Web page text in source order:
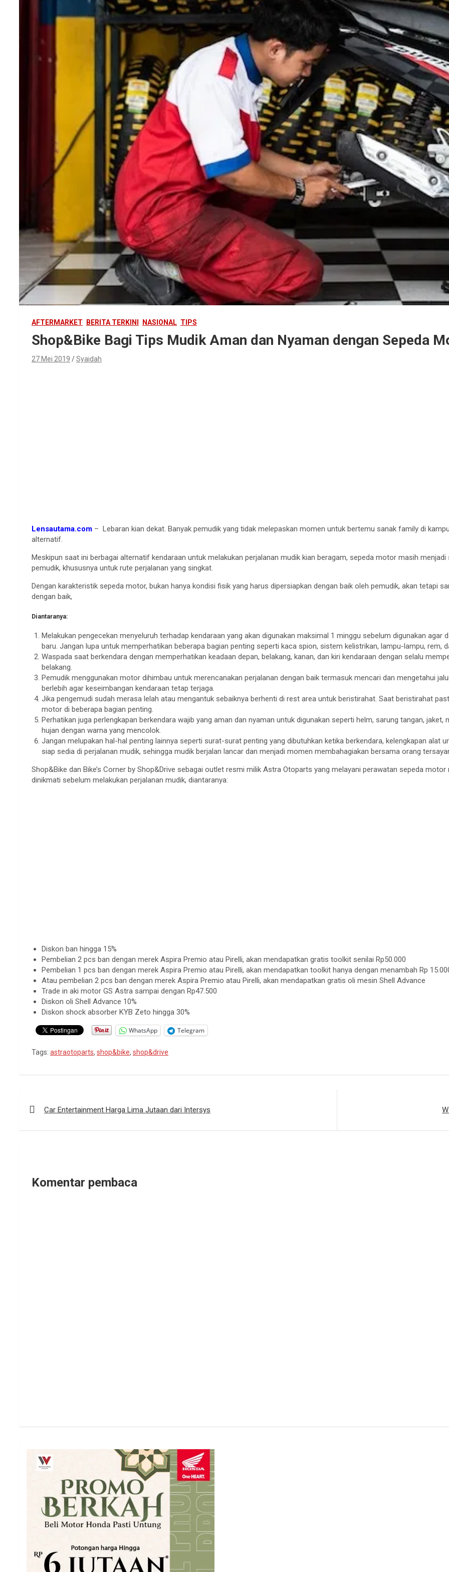
AFTERMARKET BERITA TERKINI NASIONAL TIPS
Shop&Bike Bagi Tips Mudik Aman dan Nyaman dengan Sepeda
27 Mei 2019 Syaidah
Lensautama.com – Lebaran kian dekat. Banyak pemudik yang tidak melepaskan momen untuk bertemu sanak family di
alternatif.
Meskipun saat ini berbagai alternatif kendaraan untuk melakukan perjalanan mudik kian beragam, sepeda motor masih
pemudik, khususnya untuk rute perjalanan yang singkat.
Dengan karakteristik sepeda motor, bukan hanya kondisi fisik yang harus dipersiapkan dengan baik oleh pemudik, akan tetapi
dengan baik,
Diantaranya:
Melakukan pengecekan menyeluruh terhadap kendaraan yang akan digunakan maksimal 1 minggu sebelum digunakan
baru. Jangan lupa untuk memperhatikan beberapa bagian penting seperti kaca spion, sistem kelistrikan, lampu-lampu, rem,
Waspada saat berkendara dengan memperhatikan keadaan depan, belakang, kanan, dan kiri kendaraan dengan selalu
belakang.
Pemudik menggunakan motor dihimbau untuk merencanakan perjalanan dengan baik termasuk mencari dan mengetahui
berlebih agar keseimbangan kendaraan tetap terjaga.
Jika pengemudi sudah merasa lelah atau mengantuk sebaiknya berhenti di rest area untuk beristirahat. Saat beristirahat
motor di beberapa bagian penting.
Perhatikan juga perlengkapan berkendara wajib yang aman dan nyaman untuk digunakan seperti helm, sarung tangan,
hujan dengan warna yang mencolok.
Jangan melupakan hal-hal penting lainnya seperti surat-surat penting yang dibutuhkan ketika berkendara, kelengkapan alat
siap sedia di perjalanan mudik, sehingga mudik berjalan lancar dan menjadi momen membahagiakan bersama orang
Shop&Bike dan Bike’s Corner by Shop&Drive sebagai outlet resmi milik Astra Otoparts yang melayani perawatan sepeda
dinikmati sebelum melakukan perjalanan mudik, diantaranya:
Diskon ban hingga 15%
Pembelian 2 pcs ban dengan merek Aspira Premio atau Pirelli, akan mendapatkan gratis toolkit senilai Rp50.000
Pembelian 1 pcs ban dengan merek Aspira Premio atau Pirelli, akan mendapatkan toolkit hanya dengan menambah Rp
Atau pembelian 2 pcs ban dengan merek Aspira Premio atau Pirelli, akan mendapatkan gratis oli mesin Shell Advance
Trade in aki motor GS Astra sampai dengan Rp47.500
Diskon oli Shell Advance 10%
Diskon shock absorber KYB Zeto hingga 30%
WhatsApp Telegram
Tags: astraotoparts, shop&bike, shop&drive
pos
Car Entertainment Harga Lima Jutaan dari Intersys
Komentar pembaca